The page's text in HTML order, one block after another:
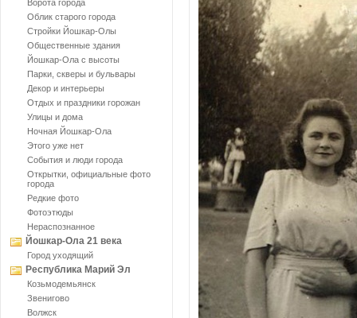
Ворота города
Облик старого города
Стройки Йошкар-Олы
Общественные здания
Йошкар-Ола с высоты
Парки, скверы и бульвары
Декор и интерьеры
Отдых и праздники горожан
Улицы и дома
Ночная Йошкар-Ола
Этого уже нет
События и люди города
Открытки, официальные фото
города
Редкие фото
Фотоэтюды
Нераспознанное
Йошкар-Ола 21 века
Город уходящий
Республика Марий Эл
Козьмодемьянск
Звенигово
Волжск